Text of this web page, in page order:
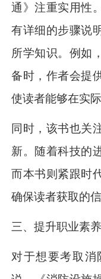
通》注重实用性
有详细的步骤说
所学知识。例如
备时，作者会提
使读者能够在实
同时，该书也关
新。随着科技的
而本书则紧跟时
确保读者获取的
三、提升职业素
对于想要考取消